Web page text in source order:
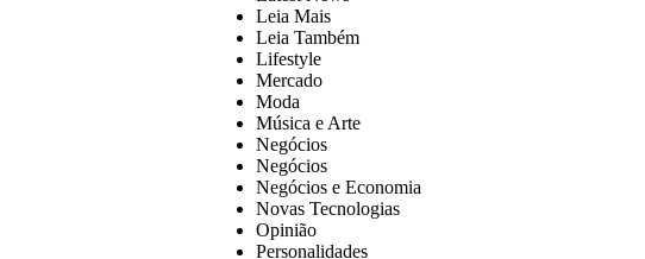
Leia Mais
Leia Também
Lifestyle
Mercado
Moda
Música e Arte
Negócios
Negócios
Negócios e Economia
Novas Tecnologias
Opinião
Personalidades